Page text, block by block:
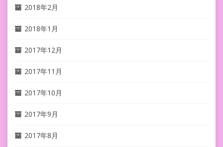
2018年2月
2018年1月
2017年12月
2017年11月
2017年10月
2017年9月
2017年8月